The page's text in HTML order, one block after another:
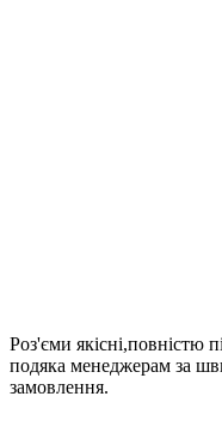
Роз'єми якісні,повністю
подяка менеджерам за
замовлення.